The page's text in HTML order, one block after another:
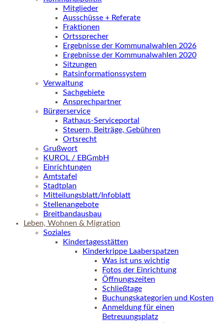
Mitglieder
Ausschüsse + Referate
Fraktionen
Ortssprecher
Ergebnisse der Kommunalwahlen 2026
Ergebnisse der Kommunalwahlen 2020
Sitzungen
Ratsinformationssystem
Verwaltung
Sachgebiete
Ansprechpartner
Bürgerservice
Rathaus-Serviceportal
Steuern, Beiträge, Gebühren
Ortsrecht
Grußwort
KUROL / EBGmbH
Einrichtungen
Amtstafel
Stadtplan
Mitteilungsblatt/Infoblatt
Stellenangebote
Breitbandausbau
Leben, Wohnen & Migration
Soziales
Kindertagesstätten
Kinderkrippe Laaberspatzen
Was ist uns wichtig
Fotos der Einrichtung
Öffnungszeiten
Schließtage
Buchungskategorien und Kosten
Anmeldung für einen
Betreuungsplatz